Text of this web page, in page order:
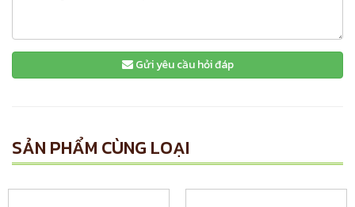
Gửi yêu cầu hỏi đáp
SẢN PHẨM CÙNG LOẠI